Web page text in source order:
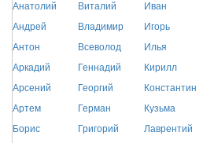
Анатолий
Андрей
Антон
Аркадий
Арсений
Артем
Борис
Виталий
Владимир
Всеволод
Геннадий
Георгий
Герман
Григорий
Иван
Игорь
Илья
Кирилл
Константин
Кузьма
Лаврентий